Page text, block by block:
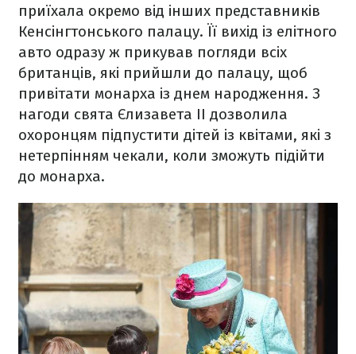
приїхала окремо від інших представників
Кенсінгтонського палацу. Її вихід із елітного
авто одразу ж прикував погляди всіх
британців, які прийшли до палацу, щоб
привітати монарха із днем народження. З
нагоди свята Єлизавета ІІ дозволила
охоронцям підпустити дітей із квітами, які з
нетерпінням чекали, коли зможуть підійти
до монарха.